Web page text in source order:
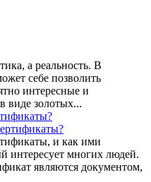
а реальность. В
себе позволить
интересные и
виде золотых...
и как ими
интересует многих людей.
являются документом,